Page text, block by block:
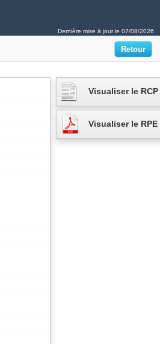
Dernière mise à jour le 07/08/2026
Visualiser le RCP
Visualiser le RPE